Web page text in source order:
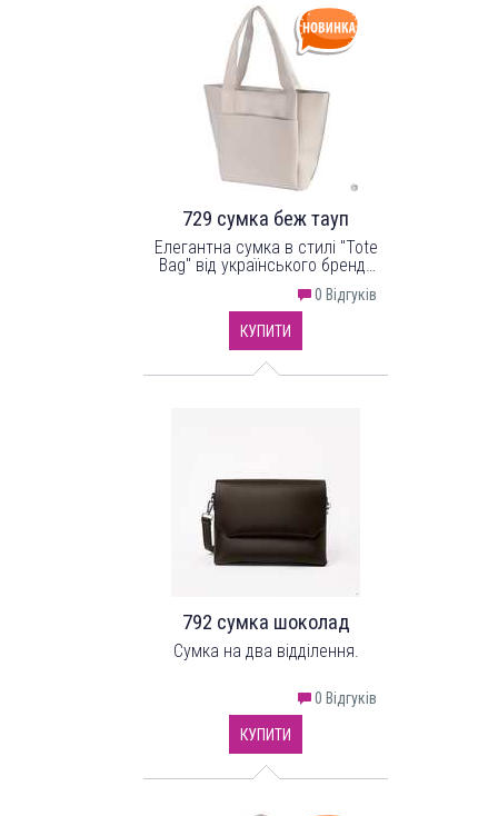
довжини та один довгий
регульований ремінець.
729 сумка беж тауп
Елегантна сумка в стилі "Tote
Bag" від українського бренду
високоякісного шкірзамінника
0 Відгуків
КУПИТИ
792 сумка шоколад
Сумка на два відділення.
0 Відгуків
КУПИТИ